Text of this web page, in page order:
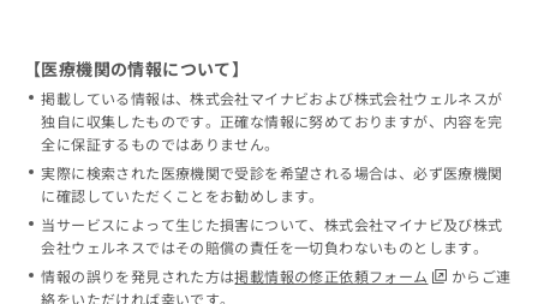
【医療機関の情報について】
掲載している情報は、株式会社マイナビおよび株式会社ウェルネスが
独自に収集したものです。正確な情報に努めておりますが、内容を完
全に保証するものではありません。
実際に検索された医療機関で受診を希望される場合は、必ず医療機関
に確認していただくことをお勧めします。
当サービスによって生じた損害について、株式会社マイナビ及び株式
会社ウェルネスではその賠償の責任を一切負わないものとします。
情報の誤りを発見された方は掲載情報の修正依頼フォーム
からご連
絡をいただければ幸いです。